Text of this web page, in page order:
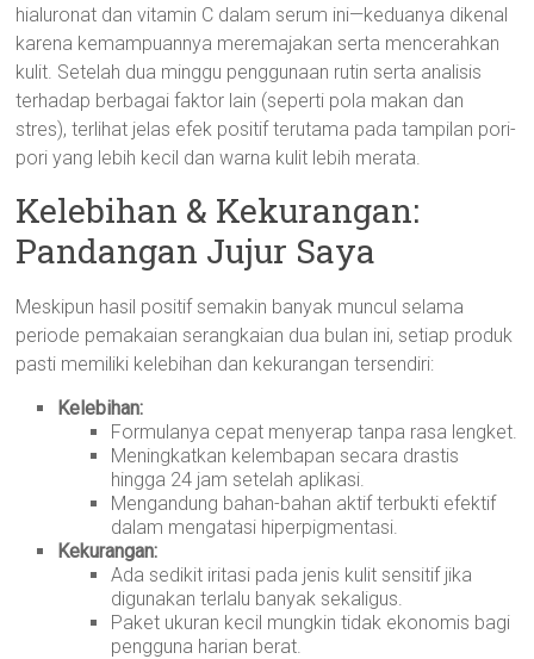
hialuronat dan vitamin C dalam serum ini—keduanya dikenal
karena kemampuannya meremajakan serta mencerahkan
kulit. Setelah dua minggu penggunaan rutin serta analisis
terhadap berbagai faktor lain (seperti pola makan dan
stres), terlihat jelas efek positif terutama pada tampilan pori-
pori yang lebih kecil dan warna kulit lebih merata.
Kelebihan & Kekurangan:
Pandangan Jujur Saya
Meskipun hasil positif semakin banyak muncul selama
periode pemakaian serangkaian dua bulan ini, setiap produk
pasti memiliki kelebihan dan kekurangan tersendiri:
Kelebihan:
Formulanya cepat menyerap tanpa rasa lengket.
Meningkatkan kelembapan secara drastis
hingga 24 jam setelah aplikasi.
Mengandung bahan-bahan aktif terbukti efektif
dalam mengatasi hiperpigmentasi.
Kekurangan:
Ada sedikit iritasi pada jenis kulit sensitif jika
digunakan terlalu banyak sekaligus.
Paket ukuran kecil mungkin tidak ekonomis bagi
pengguna harian berat.